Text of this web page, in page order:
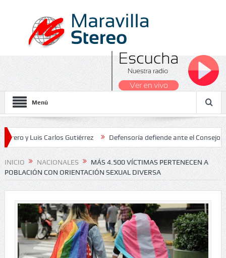
Menú
Carlos Gutiérrez Defensoría defiende ante el Consejo de
2026
INICIO NACIONALES
MÁS 4.500 VÍCTIMAS PERTENECEN A
POBLACIÓN CON ORIENTACIÓN SEXUAL DIVERSA